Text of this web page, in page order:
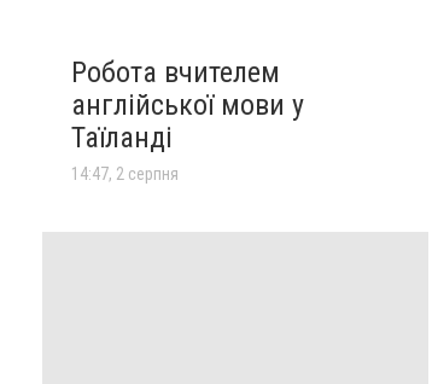
Робота вчителем
англійської мови у
Таїланді
14:47, 2 серпня